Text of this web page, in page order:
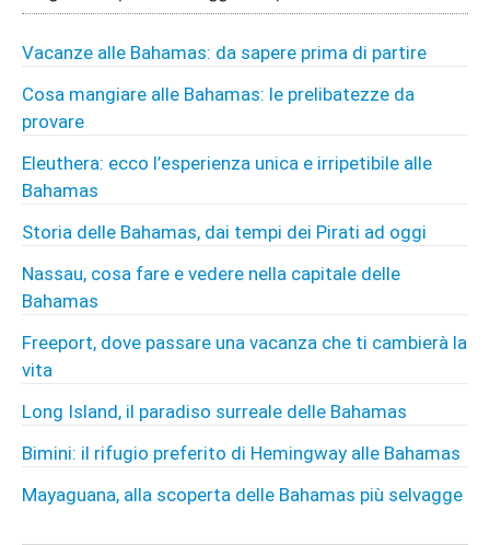
Vacanze alle Bahamas: da sapere prima di partire
Cosa mangiare alle Bahamas: le prelibatezze da
provare
Eleuthera: ecco l’esperienza unica e irripetibile alle
Bahamas
Storia delle Bahamas, dai tempi dei Pirati ad oggi
Nassau, cosa fare e vedere nella capitale delle
Bahamas
Freeport, dove passare una vacanza che ti cambierà la
vita
Long Island, il paradiso surreale delle Bahamas
Bimini: il rifugio preferito di Hemingway alle Bahamas
Mayaguana, alla scoperta delle Bahamas più selvagge